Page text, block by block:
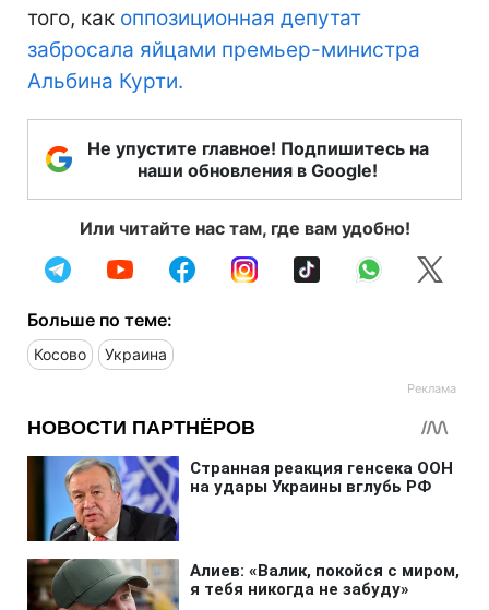
того, как оппозиционная депутат
забросала яйцами премьер-министра
Альбина Курти.
Не упустите главное! Подпишитесь на
наши обновления в Google!
Или читайте нас там, где вам удобно!
Больше по теме:
Косово Украина